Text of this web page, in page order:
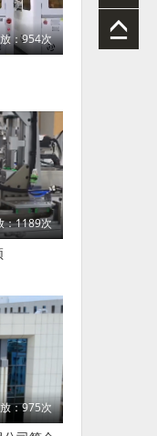
：954次
：1189次
：975次